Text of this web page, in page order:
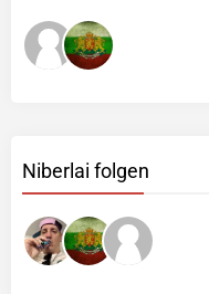
Niberlai folgen